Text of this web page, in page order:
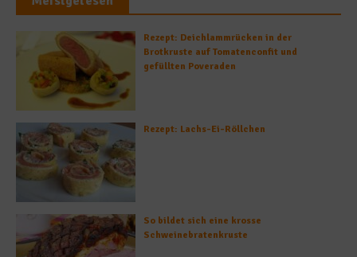
Rezept: Deichlammrücken in der
Brotkruste auf Tomatenconfit und
gefüllten Poveraden
Rezept: Lachs-Ei-Röllchen
So bildet sich eine krosse
Schweinebratenkruste